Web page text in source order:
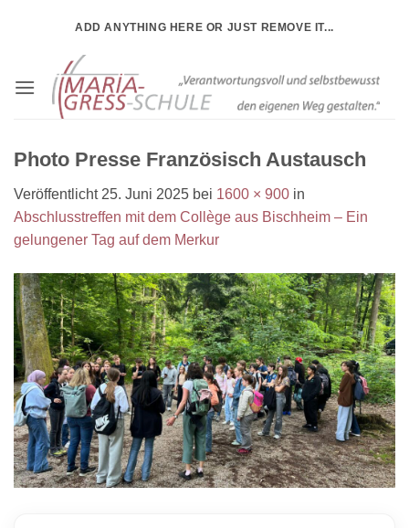
ADD ANYTHING HERE OR JUST REMOVE IT...
Photo Presse Französisch Austausch
Veröffentlicht 25. Juni 2025 bei 1600 × 900 in
Abschlusstreffen mit dem Collège aus Bischheim – Ein
gelungener Tag auf dem Merkur